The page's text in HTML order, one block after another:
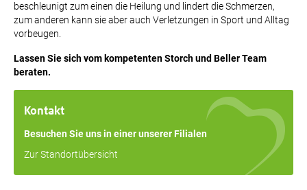
beschleunigt zum einen die Heilung und lindert die Schmerzen,
zum anderen kann sie aber auch Verletzungen in Sport und Alltag
vorbeugen.
Lassen Sie sich vom kompetenten Storch und Beller Team
beraten.
Kontakt
Besuchen Sie uns in einer unserer Filialen
Zur Standortübersicht